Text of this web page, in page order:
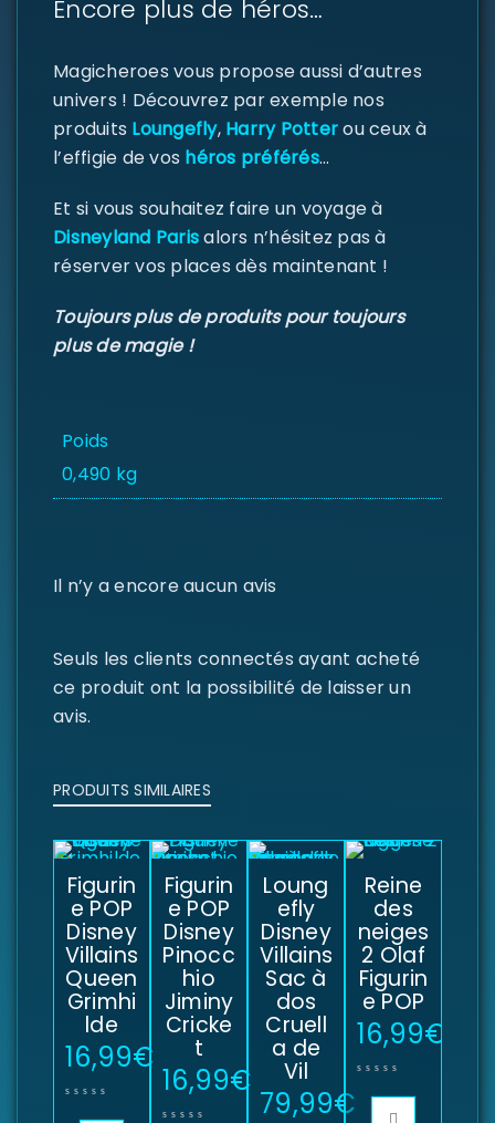
de passe *
DE PASSE PERDU ?
Encore plus de héros…
Magicheroes vous propose aussi d’autres
univers ! Découvrez par exemple nos
produits Loungefly,Harry Potterou ceux à
l’effigie de vos héros préférés…
Et si vous souhaitez faire un voyage à
Disneyland Parisalors n’hésitez pas à
réserver vos places dès maintenant !
Toujours plus de produits pour toujours
plus de magie !
Poids
0,490 kg
Il n’y a encore aucun avis
Seuls les clients connectés ayant acheté
ce produit ont la possibilité de laisser un
avis.
PRODUITS SIMILAIRES
Figurin
e POP
Disney
Villains
Queen
Grimhi
lde
16,99€
Figurin
e POP
Disney
Pinocc
hio
Jiminy
Cricke
t
16,99€
Loung
efly
Disney
Villains
Sac à
dos
Cruell
a de
Vil
79,99€
Reine
des
neiges
2 Olaf
Figurin
e POP
16,99€